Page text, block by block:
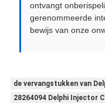
ontvangt
gerenommeerde
bewijs van onze
de vervangstukken van
28264094 Delphi Injector